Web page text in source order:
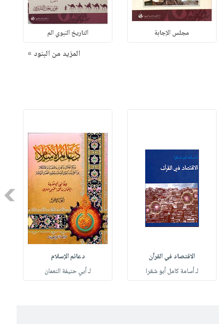
مجلس الإجابة التاريخ النبوي الم
المزيد من البنود »
الاقتصاد في القرآن
لـ أسامة كامل أبو شقرا
دعائم الإسلام
لـ أبي حنيفة النعمان